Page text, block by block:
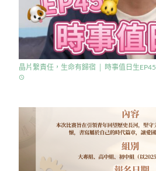
晶片繫責任，生命有歸宿 │ 時事值日生EP45
access_time